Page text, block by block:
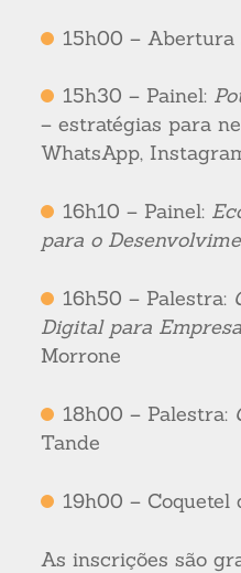
15h00 – Abertura
15h30 – Painel:
– estratégias para
WhatsApp,
16h10 – Painel:
para o
16h50 – Palestra:
Digital para
Morrone
18h00 – Palestra:
Tande
19h00 – Coquetel
As inscrições são